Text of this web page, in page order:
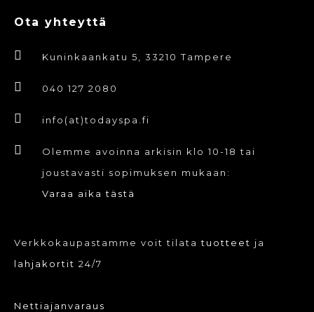
Ota yhteyttä
Kuninkaankatu 5, 33210 Tampere
040 127 2080
info(at)todayspa.fi
Olemme avoinna arkisin klo 10-18 tai
joustavasti sopimuksen mukaan:
Varaa aika tästä
Verkkokaupastamme voit tilatatuotteet ja
lahjakortit 24/7
Nettiajanvaraus